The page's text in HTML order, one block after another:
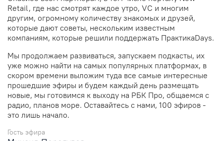
Retail, где нас смотрят каждое утро, VC и многим
другим, огромному количеству знакомых и друзей,
которые дают советы, нескольким известным
компаниям, которые решили поддержать ПрактикаDays.
Мы продолжаем развиваться, запускаем подкасты, их
уже можно найти на самых популярных платформах, в
скором времени выложим туда все самые интересные
прошедшие эфиры и будем каждый день размещать
новые, мы готовимся к выходу на РБК Про, общаемся с
радио, планов море. Оставайтесь с нами, 100 эфиров -
это лишь начало.
Гость эфира